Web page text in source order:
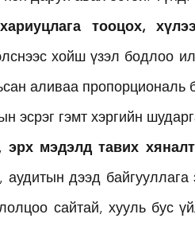
хариуцлага тооцох,
хойш үзэл бодлоо
аливаа пропорциональ
эсрэг гэмт хэргийн
эрх мэдэлд тавих
аудитын дээд
сайтай, хууль бус